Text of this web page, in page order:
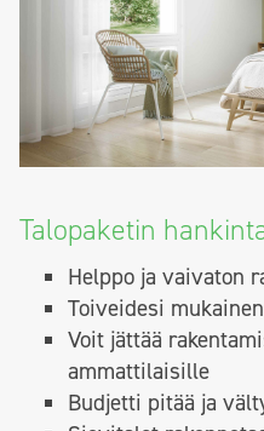
Talopaketin
Helppo ja vaivaton
Toiveidesi mukainen
Voit jättää
ammattilaisille
Budjetti pitää ja